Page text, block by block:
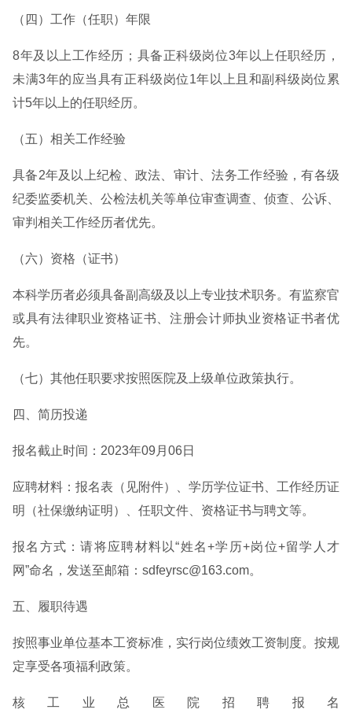
（四）工作（任职）年限
8年及以上工作经历；具备正科级岗位3年以上任职经历，
未满3年的应当具有正科级岗位1年以上且和副科级岗位累
计5年以上的任职经历。
（五）相关工作经验
具备2年及以上纪检、政法、审计、法务工作经验，有各级
纪委监委机关、公检法机关等单位审查调查、侦查、公诉、
审判相关工作经历者优先。
（六）资格（证书）
本科学历者必须具备副高级及以上专业技术职务。有监察官
或具有法律职业资格证书、注册会计师执业资格证书者优
先。
（七）其他任职要求按照医院及上级单位政策执行。
四、简历投递
报名截止时间：2023年09月06日
应聘材料：报名表（见附件）、学历学位证书、工作经历证
明（社保缴纳证明）、任职文件、资格证书与聘文等。
报名方式：请将应聘材料以“姓名+学历+岗位+留学人才
网”命名，发送至邮箱：sdfeyrsc@163.com。
五、履职待遇
按照事业单位基本工资标准，实行岗位绩效工资制度。按规
定享受各项福利政策。
核工业总医院招聘报名